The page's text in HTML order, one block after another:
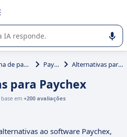
ou na seleção de software
Folha de pagamento Paychex Alternativas para Paychex
para Paychex
em +200 avaliações
ao software Paychex,